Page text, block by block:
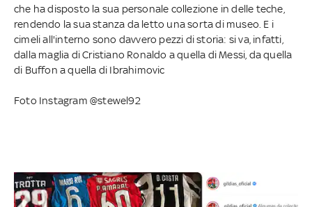
che ha disposto la sua personale collezione in delle teche,
rendendo la sua stanza da letto una sorta di museo. E i
cimeli all'interno sono davvero pezzi di storia: si va, infatti,
dalla maglia di Cristiano Ronaldo a quella di Messi, da quella
di Buffon a quella di Ibrahimovic
Foto Instagram @stewel92